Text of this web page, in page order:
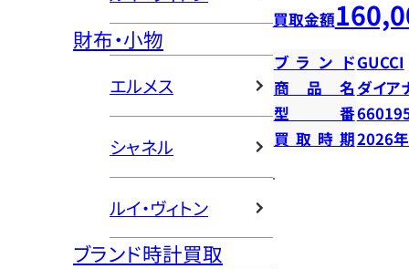
財布・小物
エルメス
シャネル
ルイ・ヴィトン
ブランド時計買取
買取金額
ブランドGUCCI
商品名ダイア
型番
買取時期2026